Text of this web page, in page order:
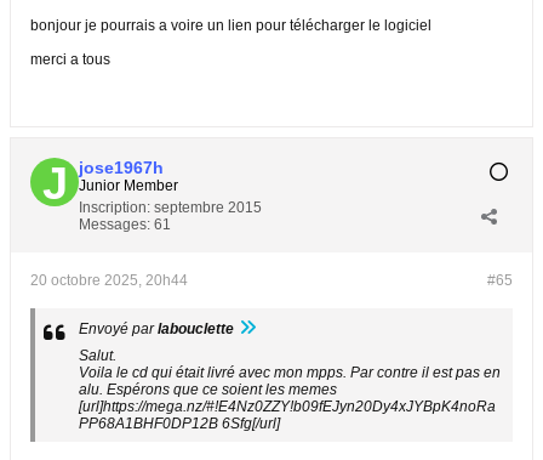
bonjour je pourrais a voire un lien pour télécharger le logiciel
merci a tous
jose1967h
Junior Member
Inscription: septembre 2015
Messages: 61
#65
20 octobre 2025, 20h44
Envoyé parlabouclette
Salut.
Voila le cd qui était livré avec mon mpps. Par contre il est pas en
alu. Espérons que ce soient les memes
[url]https://mega.nz/#!E4Nz0ZZY!b09fEJyn20Dy4xJYBpK4noRa
PP68A1BHF0DP12B 6Sfg[/url]